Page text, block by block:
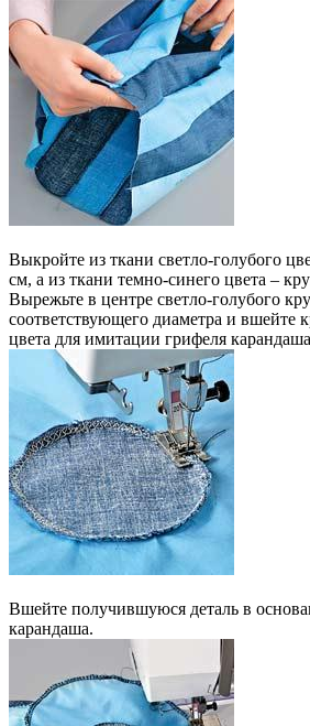
Выкройте из ткани светло-голубого
см, а из ткани темно-синего цвета –
Вырежьте в центре светло-голубого
соответствующего диаметра и вшейте
цвета для имитации грифеля
Вшейте получившуюся деталь в
карандаша.